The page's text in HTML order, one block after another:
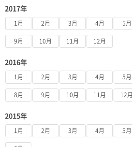
2017年
1月 2月 3月 4月 5月
9月 10月 11月 12月
2016年
1月 2月 3月 4月 5月
8月 9月 10月 11月 12月
2015年
1月 2月 3月 4月 5月